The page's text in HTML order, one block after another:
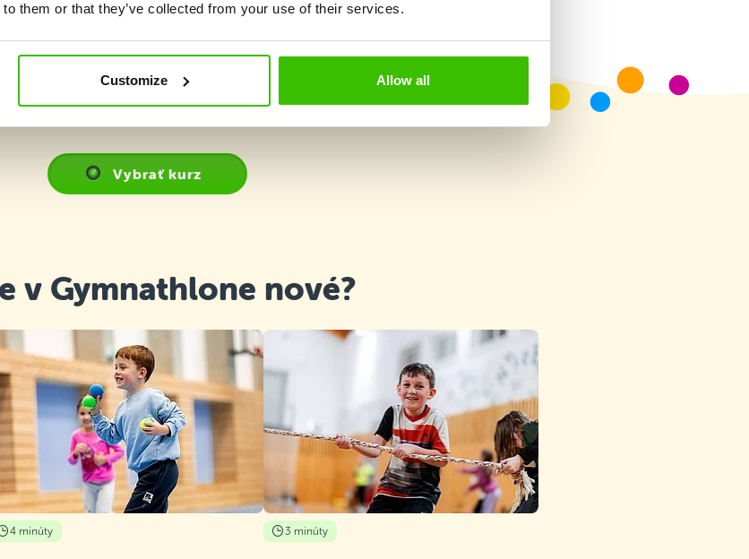
them or that they’ve collected from your use of their services.
Customize Allow all
Vybrať kurz
v Gymnathlone nové?
4 minúty 3 minúty